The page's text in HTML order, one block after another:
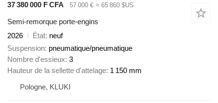
37 380 000 F CFA 57 000 € ≈ 65 860 $US
Semi-remorque porte-engins
2026
État neuf
Suspension pneumatique/pneumatique
Nombre d'essieux 3
Hauteur de la sellette d'attelage 1 150 mm
Pologne, KLUKI